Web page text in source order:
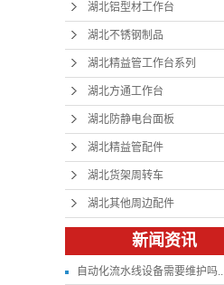
湖北铝型材工作台
湖北不锈钢制品
湖北精益管工作台系列
湖北方通工作台
湖北防静电台面板
湖北精益管配件
湖北货架周转车
湖北其他周边配件
新闻资讯
自动化流水线设备需要维护吗